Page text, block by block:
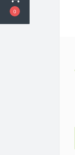
0